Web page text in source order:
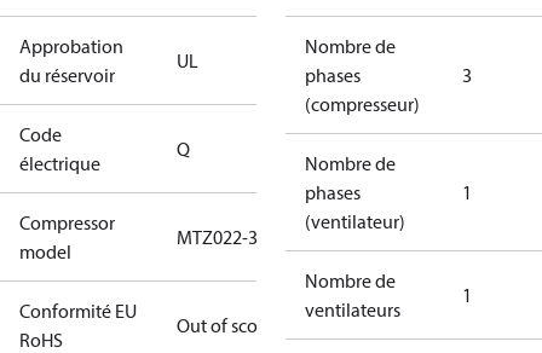
Approbation
du réservoir
UL
Code
électrique
Q
Compressor
model
MTZ022-3
Conformité EU
RoHS
Out of scope
Nombre de
phases
(compresseur)
3
Nombre de
phases
(ventilateur)
1
Nombre de
ventilateurs
1